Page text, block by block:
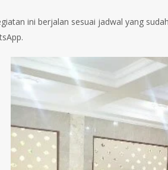
ini berjalan sesuai jadwal yang